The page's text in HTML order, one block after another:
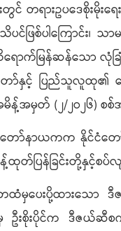
ရားဥပဒေစိုးမိုးရေ
ြစ်ပါကြောင်း၊ သာ
ောက်မြန်ဆန်သော လုံခ
တော်နှင့် ပြည်သူလူထု၏
အမိန့်အမှတ် (၂/၂ဝ၂၆)
ာ်နာယကက နိုင်ငံတေ
အမိန့်ထုတ်ပြန်ခြင်း
ပေးပို့ထားသော ဒီ
မှ ဦးစိုးပိုင်က ဒီဇယ်